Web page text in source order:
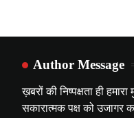
Author Message
ख़बरों की निष्पक्षता ही
सकारात्मक पक्ष को उजागर